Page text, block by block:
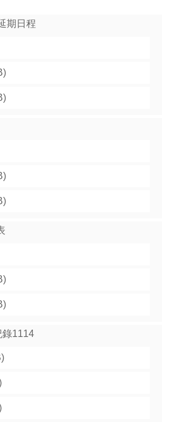
期日程
錄1114